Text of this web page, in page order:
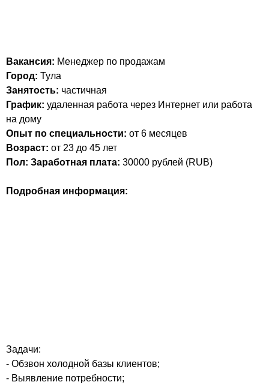
Вакансия: Менеджер по продажам
Город: Тула
Занятость: частичная
График: удаленная работа через Интернет или работа
на дому
Опыт по специальности: от 6 месяцев
Возраст: от 23 до 45 лет
Пол: Заработная плата: 30000 рублей (RUB)
Подробная информация:
Задачи:
- Обзвон холодной базы клиентов;
- Выявление потребности;